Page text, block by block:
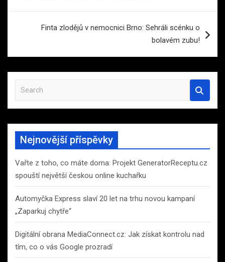
Finta zlodějů v nemocnici Brno: Sehráli scénku o
bolavém zubu!
a
r
h
Nejnovější příspěvky
Vařte z toho, co máte doma: Projekt GeneratorReceptu.cz
spouští největší českou online kuchařku
Automyčka Express slaví 20 let na trhu novou kampaní
„Zaparkuj chytře“
Digitální obrana MediaConnect.cz: Jak získat kontrolu nad
tím, co o vás Google prozradí